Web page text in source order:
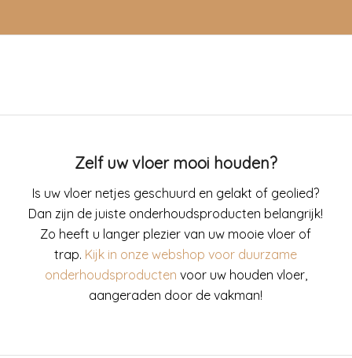
Zelf uw vloer mooi houden?
Is uw vloer netjes geschuurd en gelakt of geolied?
Dan zijn de juiste onderhoudsproducten belangrijk!
Zo heeft u langer plezier van uw mooie vloer of
trap. Kijk in onze webshop voor duurzame
onderhoudsproducten voor uw houden vloer,
aangeraden door de vakman!